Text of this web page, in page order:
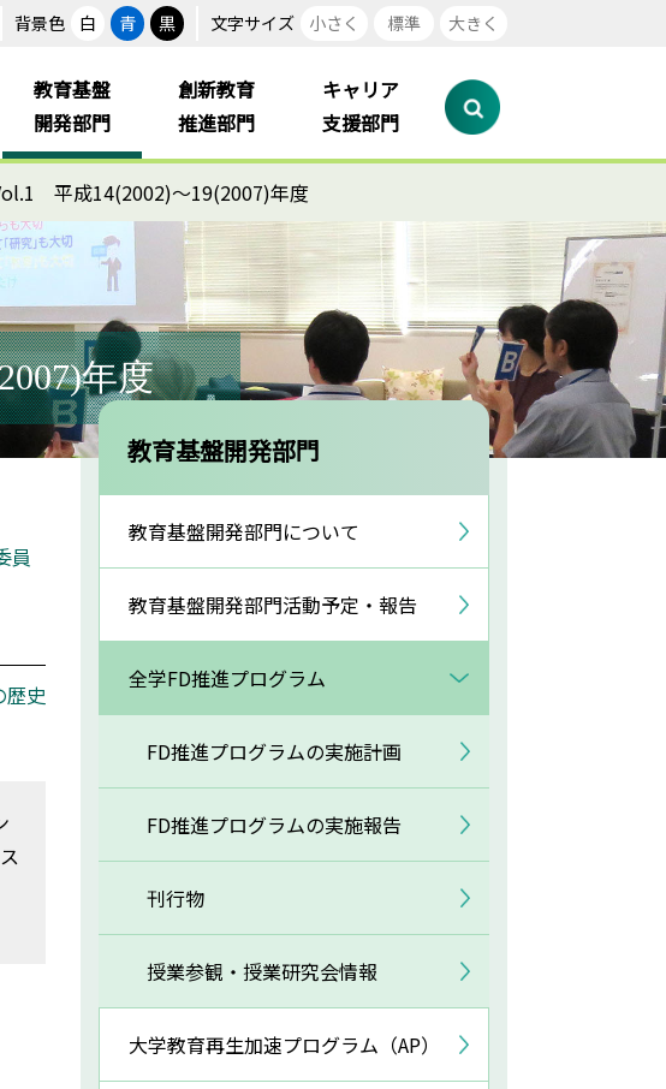
背景色 白 青 黒 文字サイズ 小さく 標準 大きく
教育基盤
開発部門
創新教育
推進部門
キャリア
支援部門
平成14(2002)～19(2007)年度
年度
員
歴史
教育基盤開発部門
教育基盤開発部門について
教育基盤開発部門活動予定・報告
全学FD推進プログラム
FD推進プログラムの実施計画
FD推進プログラムの実施報告
刊行物
授業参観・授業研究会情報
大学教育再生加速プログラム（AP）